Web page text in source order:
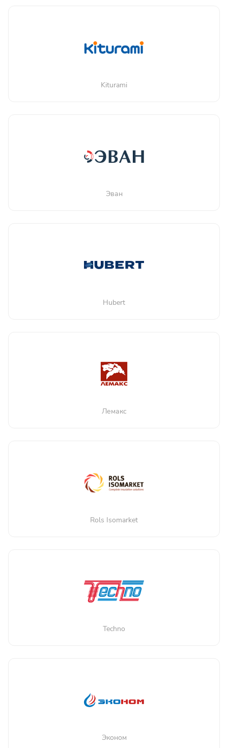
Kiturami
Эван
Hubert
Лемакс
Rols Isomarket
Techno
Эконом